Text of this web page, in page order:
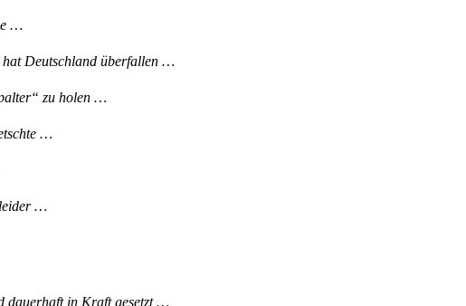
…
Deutschland überfallen …
zu holen …
…
…
dauerhaft in Kraft gesetzt …